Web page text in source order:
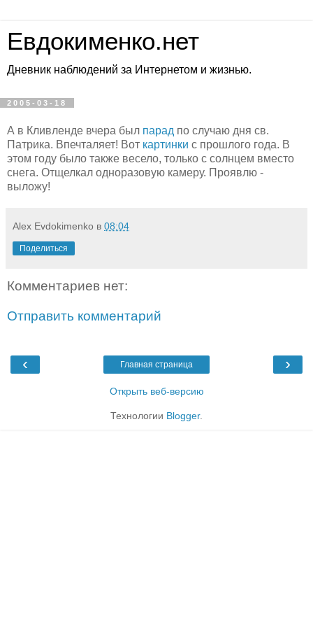
Евдокименко.нет
Дневник наблюдений за Интернетом и жизнью.
2005-03-18
А в Кливленде вчера был парад по случаю дня св.
Патрика. Впечталяет! Вот картинки с прошлого года. В
этом году было также весело, только с солнцем вместо
снега. Отщелкал одноразовую камеру. Проявлю -
выложу!
Alex Evdokimenko в 08:04
Поделиться
Комментариев нет:
Отправить комментарий
‹ ›
Главная страница
Открыть веб-версию
Технологии Blogger.